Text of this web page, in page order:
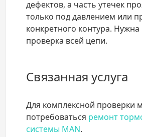
дефектов, а часть утечек
только под давлением или
конкретного контура.
проверка всей цепи.
Связанная услуга
Для комплексной проверки
потребоваться ремонт
системы MAN.